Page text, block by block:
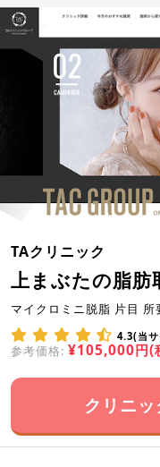
TAクリニック
上まぶたの脂肪
マイクロミニ脱脂 片目
4.3(当
参考価格: ¥105,000円(
クリニ